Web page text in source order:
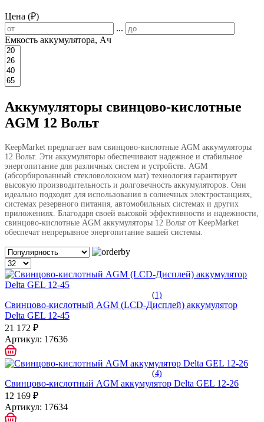
Цена (₽)
...
Емкость аккумулятора, Ач
Аккумуляторы свинцово-кислотные
AGM 12 Вольт
KeepMarket предлагает вам свинцово-кислотные AGM аккумуляторы
12 Вольт. Эти аккумуляторы обеспечивают надежное и стабильное
энергопитание для различных систем и устройств. AGM
(абсорбированный стекловолокном мат) технология гарантирует
высокую производительность и долговечность аккумуляторов. Они
идеально подходят для использования в солнечных электростанциях,
системах резервного питания, автомобильных системах и других
приложениях. Благодаря своей высокой эффективности и надежности,
свинцово-кислотные AGM аккумуляторы 12 Вольт от KeepMarket
обеспечат непрерывное энергопитание вашей системы.
(1)
Свинцово-кислотный AGM (LCD-Дисплей) аккумулятор
Delta GEL 12-45
21 172 ₽
Артикул: 17636
(4)
Свинцово-кислотный AGM аккумулятор Delta GEL 12-26
12 169 ₽
Артикул: 17634